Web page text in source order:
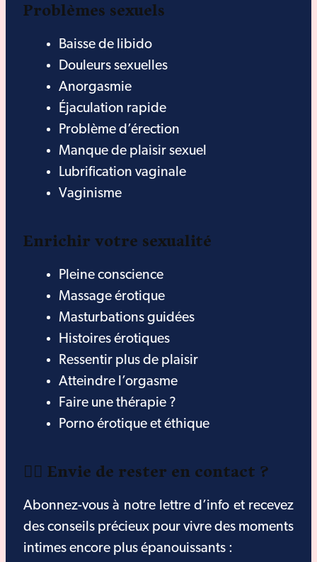
Problèmes sexuels
Baisse de libido
Douleurs sexuelles
Anorgasmie
Éjaculation rapide
Problème d’érection
Manque de plaisir sexuel
Lubrification vaginale
Vaginisme
Enrichir votre sexualité
Pleine conscience
Massage érotique
Masturbations guidées
Histoires érotiques
Ressentir plus de plaisir
Atteindre l’orgasme
Faire une thérapie ?
Porno érotique et éthique
❤️‍🔥 Envie de rester en contact ?
Abonnez-vous à notre lettre d’info et recevez
des conseils précieux pour vivre des moments
intimes encore plus épanouissants :